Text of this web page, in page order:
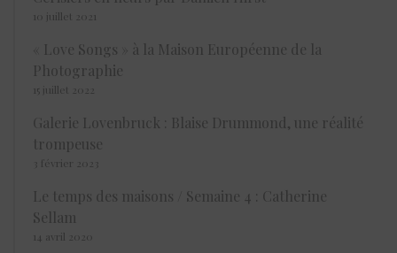
10 juillet 2021
« Love Songs » à la Maison Européenne de la
Photographie
15 juillet 2022
Galerie Lovenbruck : Blaise Drummond, une réalité
trompeuse
3 février 2023
Le temps des maisons / Semaine 4 : Catherine
Sellam
14 avril 2020